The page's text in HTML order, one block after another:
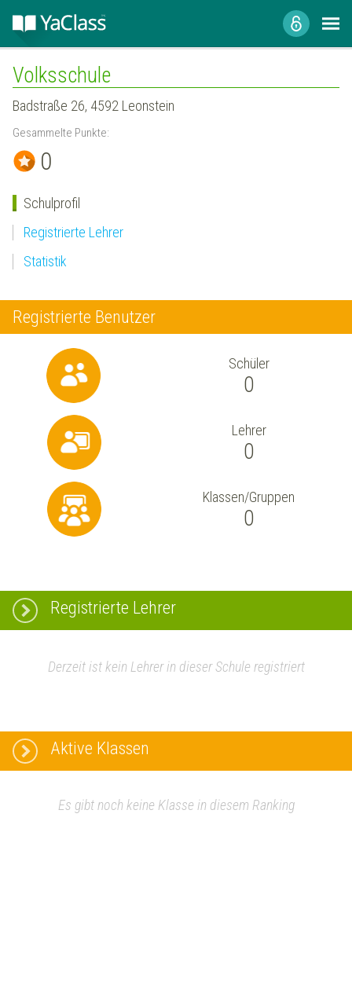
Volksschule
Badstraße 26, 4592 Leonstein
Gesammelte Punkte:
0
Schulprofil
Registrierte Lehrer
Statistik
Registrierte Benutzer
Schüler
0
Lehrer
0
Klassen/Gruppen
0
Registrierte Lehrer
Derzeit ist kein Lehrer in dieser Schule registriert
Aktive Klassen
Es gibt noch keine Klasse in diesem Ranking